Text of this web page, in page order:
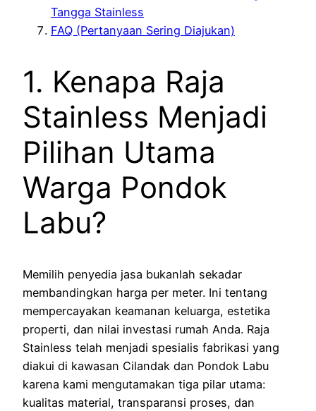
Tangga Stainless
FAQ (Pertanyaan Sering Diajukan)
1. Kenapa Raja
Stainless Menjadi
Pilihan Utama
Warga Pondok
Labu?
Memilih penyedia jasa bukanlah sekadar
membandingkan harga per meter. Ini tentang
mempercayakan keamanan keluarga, estetika
properti, dan nilai investasi rumah Anda. Raja
Stainless telah menjadi spesialis fabrikasi yang
diakui di kawasan Cilandak dan Pondok Labu
karena kami mengutamakan tiga pilar utama:
kualitas material, transparansi proses, dan